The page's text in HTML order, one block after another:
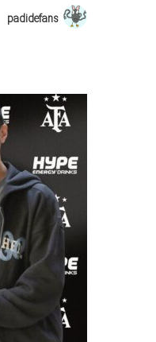
padidefans